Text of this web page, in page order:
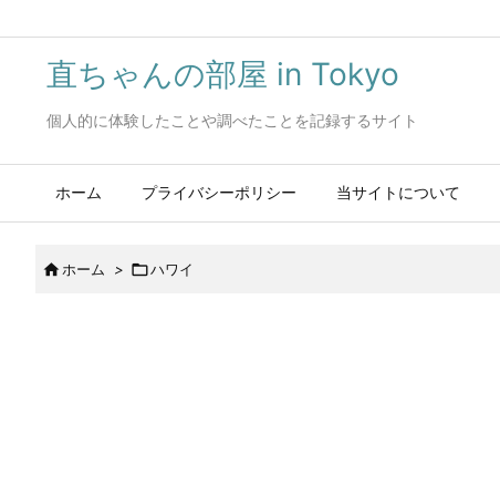
直ちゃんの部屋 in Tokyo
個人的に体験したことや調べたことを記録するサイト
ホーム プライバシーポリシー 当サイトについて
 ホーム > ハワイ